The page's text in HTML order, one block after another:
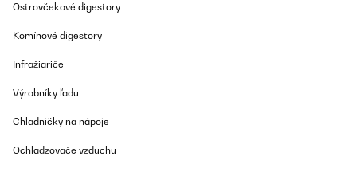
Ostrovčekové digestory
Komínové digestory
Infražiariče
Výrobníky ľadu
Chladničky na nápoje
Ochladzovače vzduchu